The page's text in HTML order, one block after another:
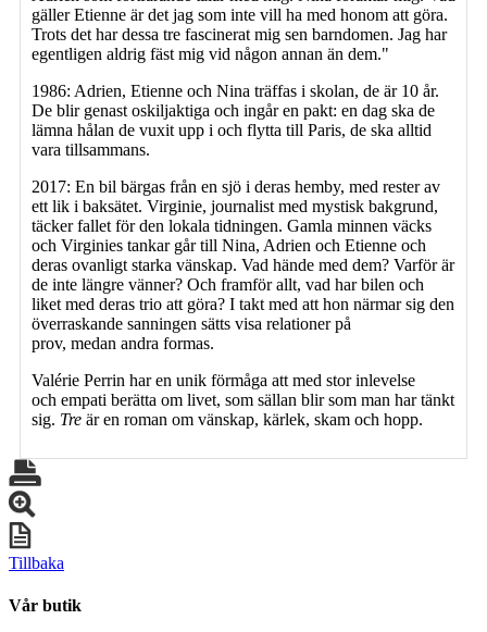
gäller Etienne är det jag som inte vill ha med honom att göra.
Trots det har dessa tre fascinerat mig sen barndomen. Jag har
egentligen aldrig fäst mig vid någon annan än dem."
1986: Adrien, Etienne och Nina träffas i skolan, de är 10 år.
De blir genast oskiljaktiga och ingår en pakt: en dag ska de
lämna hålan de vuxit upp i och flytta till Paris, de ska alltid
vara tillsammans.
2017: En bil bärgas från en sjö i deras hemby, med rester av
ett lik i baksätet. Virginie, journalist med mystisk bakgrund,
täcker fallet för den lokala tidningen. Gamla minnen väcks
och Virginies tankar går till Nina, Adrien och Etienne och
deras ovanligt starka vänskap. Vad hände med dem? Varför är
de inte längre vänner? Och framför allt, vad har bilen och
liket med deras trio att göra? I takt med att hon närmar sig den
överraskande sanningen sätts visa relationer på
prov, medan andra formas.
Valérie Perrin har en unik förmåga att med stor inlevelse
och empati berätta om livet, som sällan blir som man har tänkt
sig. Tre är en roman om vänskap, kärlek, skam och hopp.
Tillbaka
Vår butik